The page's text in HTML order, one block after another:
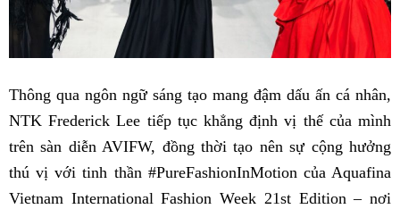
Thông qua ngôn ngữ sáng tạo mang đậm dấu ấn cá nhân,
NTK Frederick Lee tiếp tục khẳng định vị thế của mình
trên sàn diễn AVIFW, đồng thời tạo nên sự cộng hưởng
thú vị với tinh thần #PureFashionInMotion của Aquafina
Vietnam International Fashion Week 21st Edition – nơi